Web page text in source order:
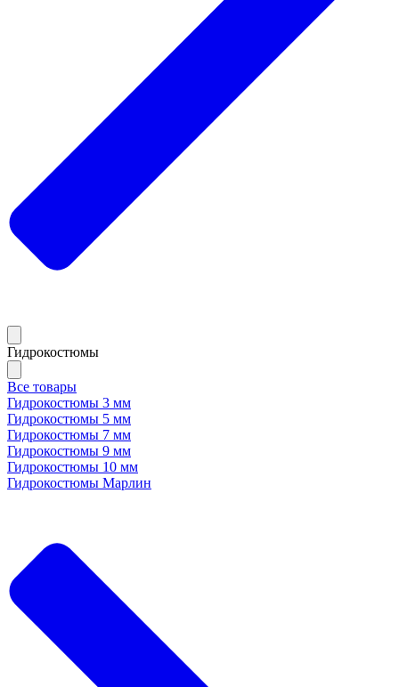
Гидрокостюмы
Все товары
Гидрокостюмы 3 мм
Гидрокостюмы 5 мм
Гидрокостюмы 7 мм
Гидрокостюмы 9 мм
Гидрокостюмы 10 мм
Гидрокостюмы Марлин